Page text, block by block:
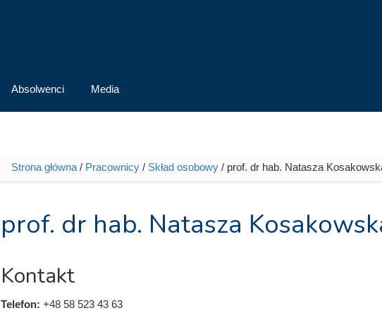
Absolwenci Media
Jesteś tutaj
Strona główna/ Pracownicy/ Skład osobowy/ prof. dr hab. Natasza
prof. dr hab. Natasza
Kontakt
Telefon: +48 58 523 43 63